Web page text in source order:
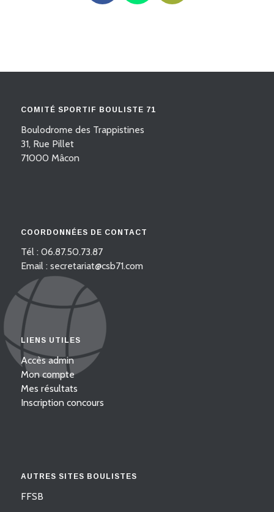
COMITÉ SPORTIF BOULISTE 71
Boulodrome des Trappistines
31, Rue Pillet
71000 Mâcon
COORDONNÉES DE CONTACT
Tél : 06.87.50.73.87
Email : secretariat@csb71.com
LIENS UTILES
Accès admin
Mon compte
Mes résultats
Inscription concours
AUTRES SITES BOULISTES
FFSB